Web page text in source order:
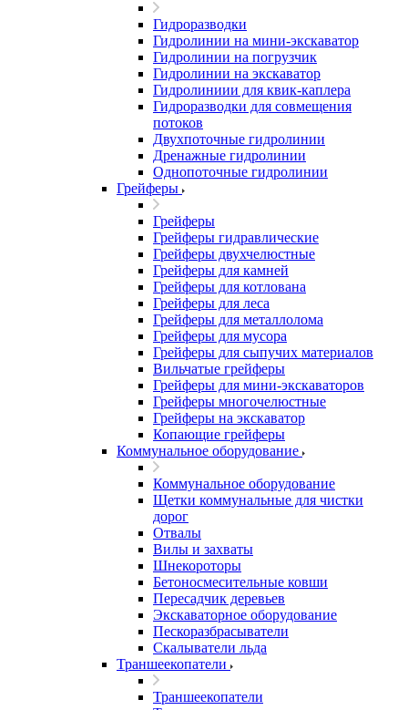
Гидроразводки
Гидролинии на мини-экскаватор
Гидролинии на погрузчик
Гидролинии на экскаватор
Гидролиниии для квик-каплера
Гидроразводки для совмещения
потоков
Двухпоточные гидролинии
Дренажные гидролинии
Однопоточные гидролинии
Грейферы
Грейферы
Грейферы гидравлические
Грейферы двухчелюстные
Грейферы для камней
Грейферы для котлована
Грейферы для леса
Грейферы для металлолома
Грейферы для мусора
Грейферы для сыпучих материалов
Вильчатые грейферы
Грейферы для мини-экскаваторов
Грейферы многочелюстные
Грейферы на экскаватор
Копающие грейферы
Коммунальное оборудование
Коммунальное оборудование
Щетки коммунальные для чистки
дорог
Отвалы
Вилы и захваты
Шнекороторы
Бетоносмесительные ковши
Пересадчик деревьев
Экскаваторное оборудование
Пескоразбрасыватели
Скалыватели льда
Траншеекопатели
Траншеекопатели